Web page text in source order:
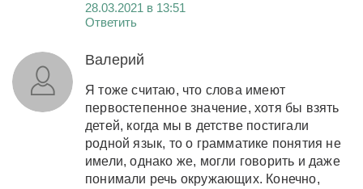
28.03.2021 в 13:51
Ответить
Валерий
Я тоже считаю, что слова имеют
первостепенное значение, хотя бы взять
детей, когда мы в детстве постигали
родной язык, то о грамматике понятия не
имели, однако же, могли говорить и даже
понимали речь окружающих. Конечно,